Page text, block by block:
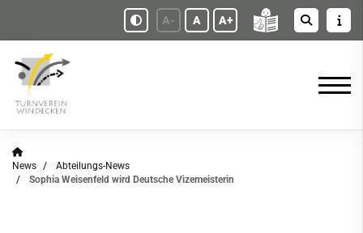
A- A A+
News
Abteilungs-News
Sophia Weisenfeld wird Deutsche Vizemeisterin